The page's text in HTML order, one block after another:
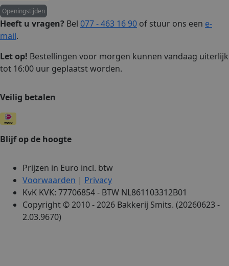
Openingstijden
Heeft u vragen? Bel 077 - 463 16 90 of stuur ons een e-
mail.
Let op! Bestellingen voor morgen kunnen vandaag uiterlijk
tot 16:00 uur geplaatst worden.
Veilig betalen
Blijf op de hoogte
Prijzen in Euro incl. btw
Voorwaarden | Privacy
KvK KVK: 77706854 - BTW NL861103312B01
Copyright © 2010 - 2026 Bakkerij Smits. (20260623 -
2.03.9670)